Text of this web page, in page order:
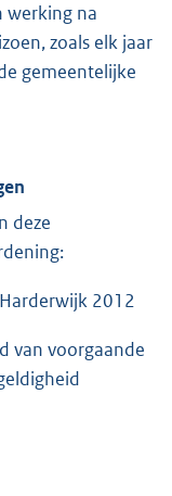
werking na
zoals elk jaar
gemeentelijke
deze
2012
van voorgaande